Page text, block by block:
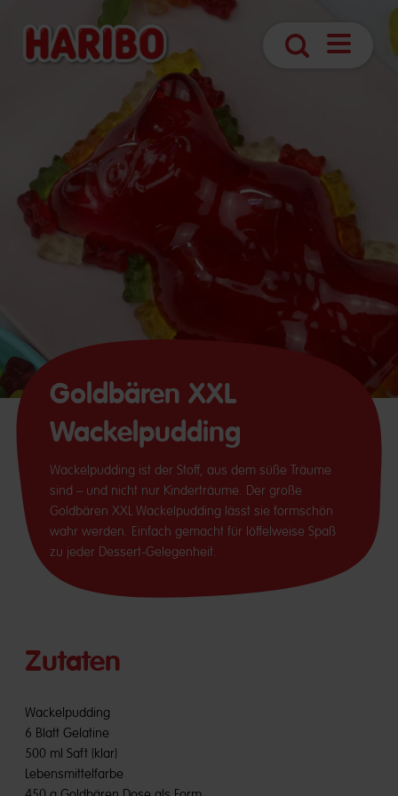
Goldbären XXL
Wackelpudding
Wackelpudding ist der Stoff, aus dem süße Träume
sind – und nicht nur Kinderträume. Der große
Goldbären XXL Wackelpudding lässt sie formschön
wahr werden. Einfach gemacht für löffelweise Spaß
zu jeder Dessert-Gelegenheit.
Zutaten
Wackelpudding
6 Blatt Gelatine
500 ml Saft (klar)
Lebensmittelfarbe